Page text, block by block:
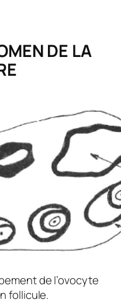
DE LA
de l’ovocyte
follicule.